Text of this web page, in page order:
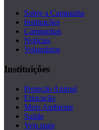
Sobre a Campanha
Instituições
Campanhas
Notícias
Voluntários
Instituições
Proteção Animal
Educação
Meio Ambiente
Saúde
Veja mais